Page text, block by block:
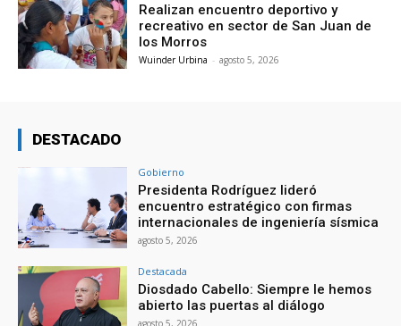
Realizan encuentro deportivo y
recreativo en sector de San Juan de
los Morros
Wuinder Urbina - agosto 5, 2026
DESTACADO
Gobierno
Presidenta Rodríguez lideró
encuentro estratégico con firmas
internacionales de ingeniería sísmica
agosto 5, 2026
Destacada
Diosdado Cabello: Siempre le hemos
abierto las puertas al diálogo